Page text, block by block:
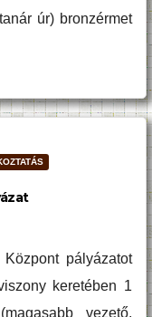
úr) bronzérmet
pályázatot
keretében 1
vezető,